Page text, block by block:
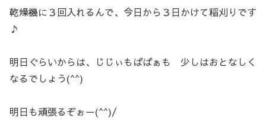
乾燥機に３回入れるんで、今日から３日かけて稲刈りです
♪
明日ぐらいからは、じじぃもばばぁも 少しはおとなしく
なるでしょう(^^)
明日も頑張るぞぉー(^^)/